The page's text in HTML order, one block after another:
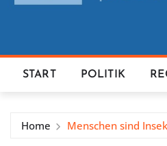
START POLITIK
Home Menschen sind